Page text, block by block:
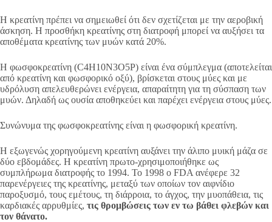
Η κρεατίνη πρέπει να σημειωθεί ότι δεν σχετίζεται με την αεροβική
άσκηση. Η προσθήκη κρεατίνης στη διατροφή μπορεί να αυξήσει τα
αποθέματα κρεατίνης των μυών κατά 20%.
Η φωσφοκρεατίνη (C4H10N3O5P) είναι ένα σύμπλεγμα (αποτελείται
από κρεατίνη και φωσφορικό οξύ), βρίσκεται στους μύες και με
υδρόλυση απελευθερώνει ενέργεια, απαραίτητη για τη σύσπαση των
μυών. Δηλαδή ως ουσία αποθηκεύει και παρέχει ενέργεια στους μύες.
Συνώνυμα της φωσφοκρεατίνης είναι η φωσφορική κρεατίνη.
Η εξωγενώς χορηγούμενη κρεατίνη αυξάνει την άλιπο μυική μάζα σε
δύο εβδομάδες. Η κρεατίνη πρωτο-χρησιμοποιήθηκε ως
συμπλήρωμα διατροφής το 1994. Το 1998 ο FDA ανέφερε 32
παρενέργειες της κρεατίνης, μεταξύ των οποίων τον αιφνίδιο
παροξυσμό, τους εμέτους, τη διάρροια, το άγχος, την μυοπάθεια, τις
καρδιακές αρρυθμίες, τις θρομβώσεις των εν τω βάθει φλεβών και
τον θάνατο.